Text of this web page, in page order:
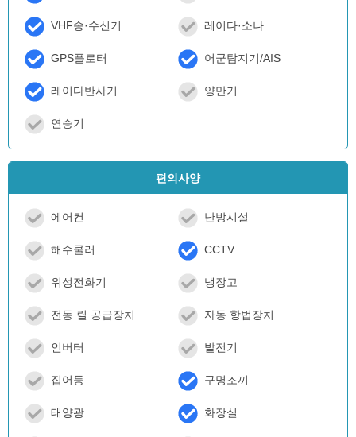
VHF송·수신기 레이다·소나
GPS플로터 어군탐지기/AIS
레이다반사기 양만기
연승기
편의사양
에어컨 난방시설
해수쿨러 CCTV
위성전화기 냉장고
전동 릴 공급장치 자동 항법장치
인버터 발전기
집어등 구명조끼
태양광 화장실